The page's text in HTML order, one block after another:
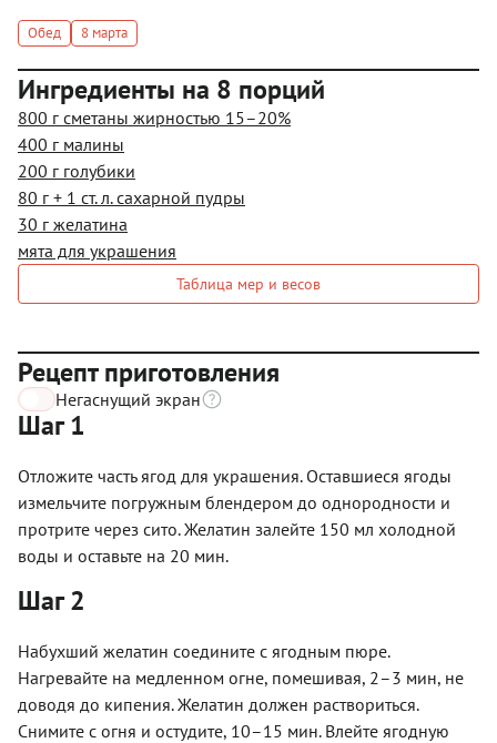
Обед 8 марта
Ингредиенты на 8 порций
800 г сметаны жирностью 15–20%
400 г малины
200 г голубики
80 г + 1 ст. л. сахарной пудры
30 г желатина
мята для украшения
Таблица мер и весов
Рецепт приготовления
Негаснущий экран
Шаг 1
Отложите часть ягод для украшения. Оставшиеся ягоды
измельчите погружным блендером до однородности и
протрите через сито. Желатин залейте 150 мл холодной
воды и оставьте на 20 мин.
Шаг 2
Набухший желатин соедините с ягодным пюре.
Нагревайте на медленном огне, помешивая, 2–3 мин, не
доводя до кипения. Желатин должен раствориться.
Снимите с огня и остудите, 10–15 мин. Влейте ягодную